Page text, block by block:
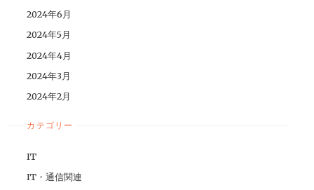
2024年6月
2024年5月
2024年4月
2024年3月
2024年2月
カテゴリー
IT
IT・通信関連